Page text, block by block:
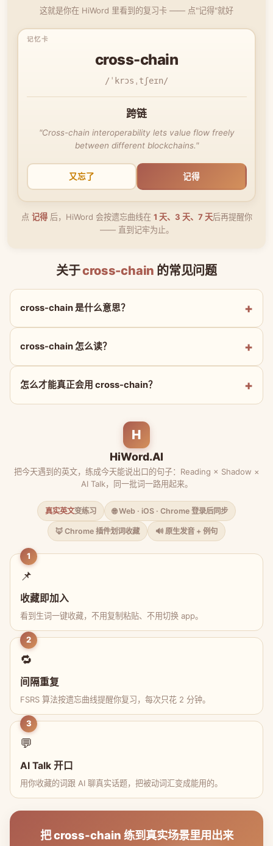
这就是你在 HiWord 里看到的复习卡 —— 点"记得"就好
cross-chain
/ˈkrɔsˌtʃeɪn/
跨链
"Cross-chain interoperability lets value flow freely
between different blockchains."
又忘了 记得
点 记得后，HiWord 会按遗忘曲线在 1 天、3 天、7 天后再提醒你
—— 直到记牢为止。
关于cross-chain 的常见问题
cross-chain 是什么意思？
cross-chain 怎么读？
怎么才能真正会用 cross-chain？
H
HiWord.AI
把今天遇到的英文，练成今天能说出口的句子：Reading × Shadow ×
AI Talk，同一批词一路用起来。
真实英文变练习 🌐 Web · iOS · Chrome 登录后同步
🦊 Chrome 插件划词收藏 🔊 原生发音 + 例句
1
📌
收藏即加入
看到生词一键收藏，不用复制粘贴、不用切换 app。
2
🔁
间隔重复
FSRS 算法按遗忘曲线提醒你复习，每次只花 2 分钟。
3
💬
AI Talk 开口
用你收藏的词跟 AI 聊真实话题，把被动词汇变成能用的。
把 cross-chain 练到真实场景里用出来